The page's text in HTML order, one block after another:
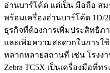
อ่านบาร์โค้ด แต่เป็น มือถือ ส
พร้อมเครื่องอ่านบาร์โค้ด 1D/
ธุรกิจที่ต้องการเพิ่มประสิทธิ
และเพิ่มความสะดวกในการใ
หลากหลายสถานที่ เช่น โรงง
Zebra TC5X เป็นเครื่องมือที่ท